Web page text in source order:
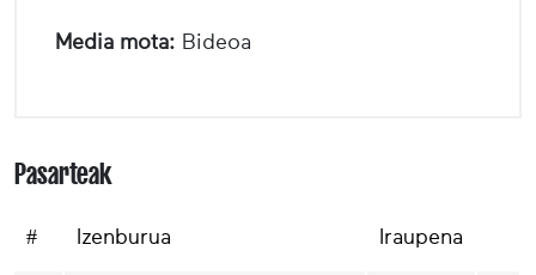
Media mota: Bideoa
Pasarteak
# Izenburua Iraupena